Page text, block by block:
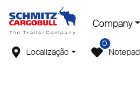
Localização Notepad
0
Company